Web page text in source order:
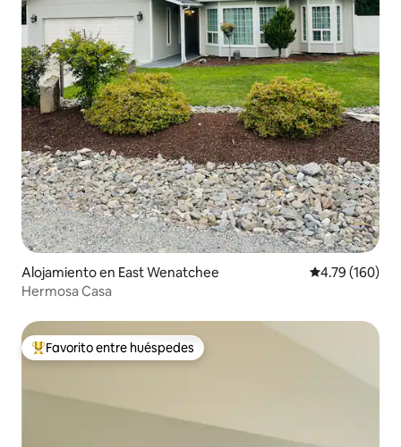
Alojamiento en East Wenatchee Calificación
4.79 (160)
Hermosa Casa
Favorito entre huéspedes preferido
Favorito entre huéspedes